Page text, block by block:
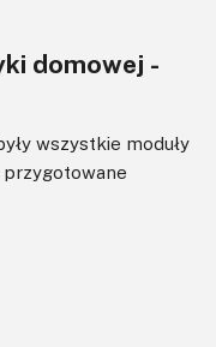
domowej -
wszystkie moduły
przygotowane